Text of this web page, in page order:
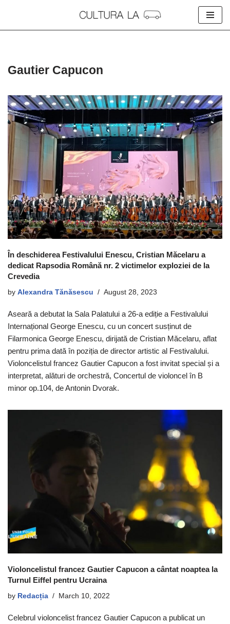
Gautier Capucon
În deschiderea Festivalului Enescu, Cristian Măcelaru a
dedicat Rapsodia Română nr. 2 victimelor exploziei de la
Crevedia
by Alexandra Tănăsescu August 28, 2023
Aseară a debutat la Sala Palatului a 26-a ediție a Festivalului
Internațional George Enescu, cu un concert susținut de
Filarmonica George Enescu, dirijată de Cristian Măcelaru, aflat
pentru prima dată în poziția de director artistic al Festivalului.
Violoncelistul francez Gautier Capucon a fost invitat special și a
interpretat, alături de orchestră, Concertul de violoncel în B
minor op.104, de Antonin Dvorak.
Violoncelistul francez Gautier Capucon a cântat noaptea la
Turnul Eiffel pentru Ucraina
by Redacția March 10, 2022
Celebrul violoncelist francez Gautier Capucon a publicat un